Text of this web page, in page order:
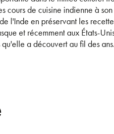
cours de cuisine indienne à
l'Inde en préservant les
et récemment aux États-
a découvert au fil des ans.